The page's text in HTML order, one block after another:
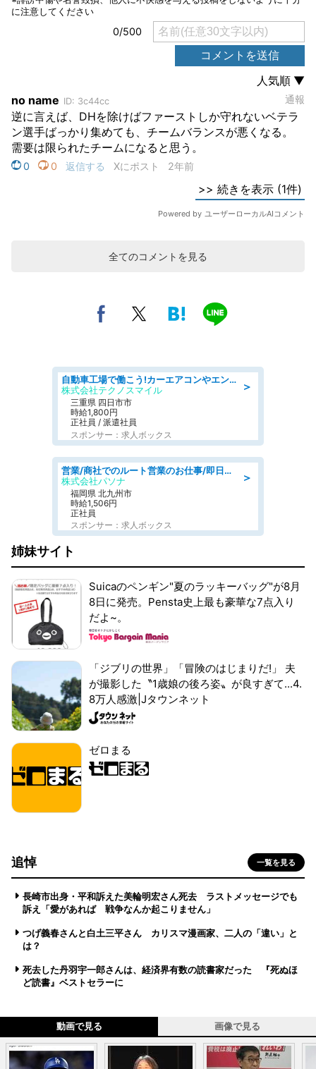
全てのコメントを見る
＞
自動車工場で働こう!カーエアコンやエンジンの製造・加工業務/寮完備 denso aichi
株式会社テクノスマイル
三重県 四日市市
時給1,800円
正社員 / 派遣社員
スポンサー：求人ボックス
＞
営業/商社でのルート営業のお仕事/即日勤務可/車通勤可/営業
株式会社パソナ
福岡県 北九州市
時給1,506円
正社員
スポンサー：求人ボックス
姉妹サイト
Suicaのペンギン"夏のラッキーバッグ"が8月
8日に発売。Pensta史上最も豪華な7点入り
だよ~。
「ジブリの世界」「冒険のはじまりだ!」 夫
が撮影した〝1歳娘の後ろ姿〟が良すぎて...4.
8万人感激|Jタウンネット
ゼロまる
追悼 一覧を見る
長崎市出身・平和訴えた美輪明宏さん死去 ラストメッセージでも
訴え「愛があれば 戦争なんか起こりません」
つげ義春さんと白土三平さん カリスマ漫画家、二人の「違い」と
は？
死去した丹羽宇一郎さんは、経済界有数の読書家だった 『死ぬほ
ど読書』ベストセラーに
動画で見る 画像で見る